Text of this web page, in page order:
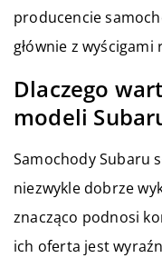
producencie
głównie z
Dlaczego
modeli
Samochody Subaru
niezwykle dobrze
znacząco podnosi
ich oferta jest